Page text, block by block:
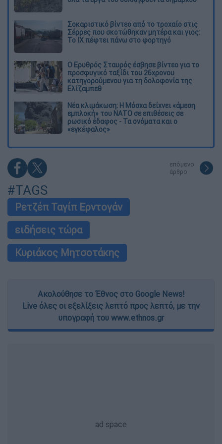
Σοκαριστικό βίντεο από το τροχαίο στις
Σέρρες που σκοτώθηκαν μητέρα και γιος:
Το ΙΧ πέφτει πάνω στο φορτηγό
Ο Ερυθρός Σταυρός έσβησε βίντεο για το
προσφυγικό ταξίδι του 26χρονου
κατηγορούμενου για τη δολοφονία της
Ελίζαμπεθ
Νέα κλιμάκωση: Η Μόσχα δείχνει «άμεση
εμπλοκή» του ΝΑΤΟ σε επιθέσεις σε
ρωσικό έδαφος - Τα ονόματα και ο
«εγκέφαλος»
επόμενο
άρθρο
#TAGS
Ρετζέπ Ταγίπ Ερντογάν
ειδήσεις τώρα
Κυριάκος Μητσοτάκης
Ακολούθησε το Έθνος στο Google News!
Live όλες οι εξελίξεις λεπτό προς λεπτό, με την
υπογραφή του www.ethnos.gr